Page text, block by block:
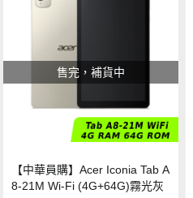
售完，補貨中
【中華員購】Acer Iconia Tab A
8-21M Wi-Fi (4G+64G)霧光灰